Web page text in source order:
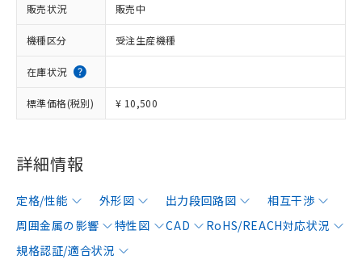
販売状況 販売中
機種区分 受注生産機種
在庫状況
標準価格(税別) ¥ 10,500
詳細情報
定格/性能 外形図 出力段回路図
相互干渉
周囲金属の影響
特性図 CAD
RoHS/REACH対応状況
規格認証/適合状況